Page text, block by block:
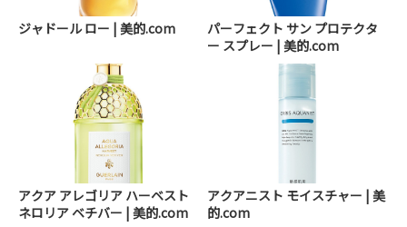
ジャドール ロー | 美的.com
パーフェクト サン プロテクタ
ー スプレー | 美的.com
アクア アレゴリア ハーベスト
ネロリア ベチバー | 美的.com
アクアニスト モイスチャー | 美
的.com